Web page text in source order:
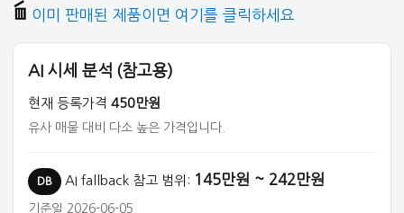
이미 판매된 제품이면 여기를 클릭하세요
AI 시세 분석 (참고용)
현재 등록가격 450만원
유사 매물 대비 다소 높은 가격입니다.
DB AI fallback 참고 범위: 145만원 ~ 242만원
기준일 2026-06-05